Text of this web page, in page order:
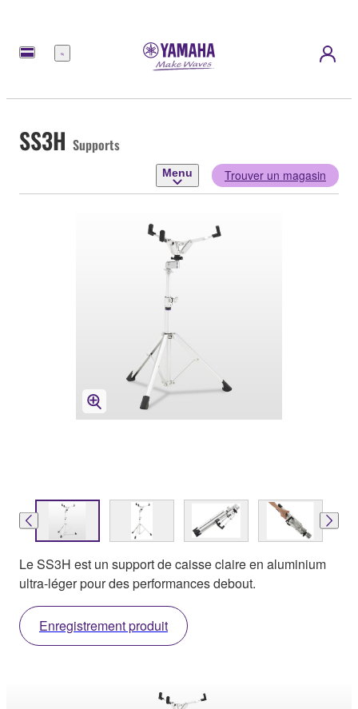
Menu
SS3H Supports
Menu Trouver un magasin
Le SS3H est un support de caisse claire en aluminium
ultra-léger pour des performances debout.
Enregistrement produit